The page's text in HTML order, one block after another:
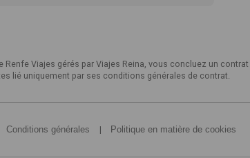
Renfe Viajes gérés par Viajes Reina, vous concluez un
lié uniquement par ses conditions générales de contrat.
Conditions générales | Politique en matière de cookies